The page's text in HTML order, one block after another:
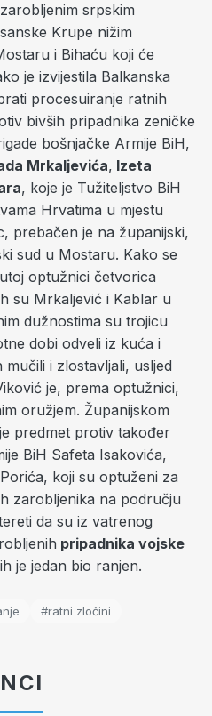
srpskim
Krupe nižim
i Bihaću koji će
je izvijestila Balkanska
procesuiranje ratnih
bivših pripadnika zeničke
bošnjačke Armije BiH,
Mrkaljevića, Izeta
, koje je Tužiteljstvo BiH
Hrvatima u mjestu
prebačen je na županijski,
sud u Mostaru. Kako se
optužnici četvorica
su Mrkaljević i Kablar u
dužnostima su trojicu
dobi odveli iz kuća i
i zlostavljali, usljed
je, prema optužnici,
oružjem. Županijskom
predmet protiv također
BiH Safeta Isakovića,
koji su optuženi za
zarobljenika na području
da su iz vatrenog
pripadnika vojske
je jedan bio ranjen.
#ratni zločini